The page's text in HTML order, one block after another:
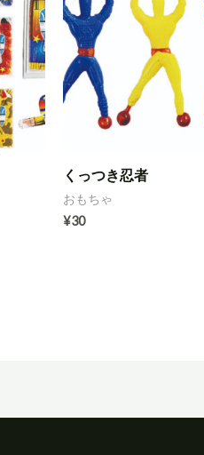
くっつき忍者
おもちゃ
¥30